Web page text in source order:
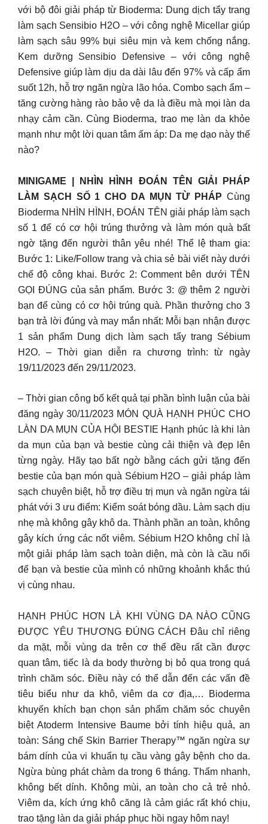
với bộ đôi giải pháp từ Bioderma: Dung dịch tẩy trang
làm sạch Sensibio H2O – với công nghệ Micellar giúp
làm sạch sâu 99% bụi siêu mịn và kem chống nắng.
Kem dưỡng Sensibio Defensive – với công nghệ
Defensive giúp làm dịu da dài lâu đến 97% và cấp ẩm
suốt 12h, hỗ trợ ngăn ngừa lão hóa. Combo sạch ẩm –
tăng cường hàng rào bảo vệ da là điều mà mọi làn da
nhạy cảm cần. Cùng Bioderma, trao mẹ làn da khỏe
mạnh như một lời quan tâm ấm áp: Da mẹ dạo này thế
nào?
MINIGAME | NHÌN HÌNH ĐOÁN TÊN GIẢI PHÁP
LÀM SẠCH SỐ 1 CHO DA MỤN TỪ PHÁP Cùng
Bioderma NHÌN HÌNH, ĐOÁN TÊN giải pháp làm sạch
số 1 để có cơ hội trúng thưởng và làm món quà bất
ngờ tặng đến người thân yêu nhé! Thể lệ tham gia:
Bước 1: Like/Follow trang và chia sẻ bài viết này dưới
chế độ công khai. Bước 2: Comment bên dưới TÊN
GỌI ĐÚNG của sản phẩm. Bước 3: @ thêm 2 người
bạn để cùng có cơ hội trúng quà. Phần thưởng cho 3
bạn trả lời đúng và may mắn nhất: Mỗi bạn nhận được
1 sản phẩm Dung dịch làm sạch tẩy trang Sébium
H2O. – Thời gian diễn ra chương trình: từ ngày
19/11/2023 đến 29/11/2023.
– Thời gian công bố kết quả tại phần bình luận của bài
đăng ngày 30/11/2023 MÓN QUÀ HẠNH PHÚC CHO
LÀN DA MỤN CỦA HỘI BESTIE Hạnh phúc là khi làn
da mụn của bạn và bestie cùng cải thiện và đẹp lên
từng ngày. Hãy tạo bất ngờ bằng cách gửi tặng đến
bestie của bạn món quà Sébium H2O – giải pháp làm
sạch chuyên biệt, hỗ trợ điều trị mụn và ngăn ngừa tái
phát với 3 ưu điểm: Kiểm soát bóng dầu. Làm sạch dịu
nhẹ mà không gây khô da. Thành phần an toàn, không
gây kích ứng các nốt viêm. Sébium H2O không chỉ là
một giải pháp làm sạch toàn diện, mà còn là cầu nối
để bạn và bestie của mình có những khoảnh khắc thú
vị cùng nhau.
HẠNH PHÚC HƠN LÀ KHI VÙNG DA NÀO CŨNG
ĐƯỢC YÊU THƯƠNG ĐÚNG CÁCH Đâu chỉ riêng
da mặt, mỗi vùng da trên cơ thể đều rất cần được
quan tâm, tiếc là da body thường bị bỏ qua trong quá
trình chăm sóc. Điều này có thể dẫn đến các vấn đề
tiêu biểu như da khô, viêm da cơ địa,… Bioderma
khuyến khích bạn chọn sản phẩm chăm sóc chuyên
biệt Atoderm Intensive Baume bởi tính hiệu quả, an
toàn: Sáng chế Skin Barrier Therapy™ ngăn ngừa sự
bám dính của vi khuẩn tụ cầu vàng gây bệnh cho da.
Ngừa bùng phát chàm da trong 6 tháng. Thấm nhanh,
không bết dính. Không mùi, an toàn cho cả trẻ nhỏ.
Viêm da, kích ứng khô căng là cảm giác rất khó chịu,
trao tặng làn da giải pháp phục hồi ngay hôm nay!